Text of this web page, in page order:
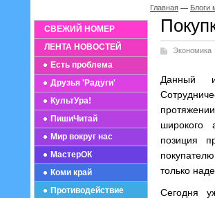
СВЕЖИЙ НОМЕР
ЛЕНТА НОВОСТЕЙ
Есть проблема
Друзья 'Радуги'
КультУра!
ПишиЧитай
Мир вокруг нас
МастерОК
Коми край
Противодействие
Главная Блоги
Экономика
Данный
широкого
позиция
только
Сегодня